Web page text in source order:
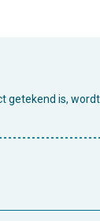
getekend is,